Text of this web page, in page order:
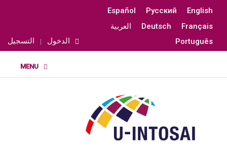
English
Русский
Español
Français
Deutsch
العربية
Português
الدخول التسجيل